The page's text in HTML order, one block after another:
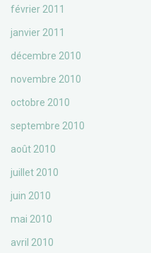
février 2011
janvier 2011
décembre 2010
novembre 2010
octobre 2010
septembre 2010
août 2010
juillet 2010
juin 2010
mai 2010
avril 2010